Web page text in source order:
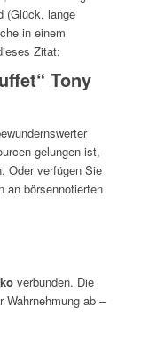
(Glück, lange
in einem
Zitat:
Tony
gelungen ist,
Oder verfügen Sie
an börsennotierten
verbunden. Die
ab –